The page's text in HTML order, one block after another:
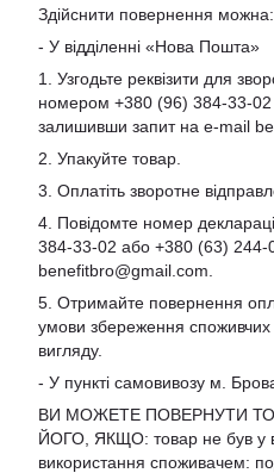
Здійснити повернення можна:
- У відділенні «Нова Пошта»
1. Узгодьте реквізити для
номером +380 (96) 384-33-
залишивши запит на e-mail
2. Упакуйте товар.
3. Оплатіть зворотне
4. Повідомте номер
384-33-02 або +380 (63) 244-
benefitbro@gmail.com
5. Отримайте повернення
умови збереження споживчих
вигляду.
- У пункті самовивозу м.
ВИ МОЖЕТЕ ПОВЕРНУТИ
ЙОГО, ЯКЩО: товар не був у
використання споживачем: